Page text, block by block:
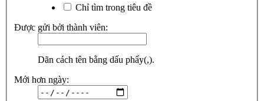
Chỉ tìm trong tiêu đề
Được gửi bởi thành viên:
Dãn cách tên bằng dấu phẩy(,).
Mới hơn ngày: